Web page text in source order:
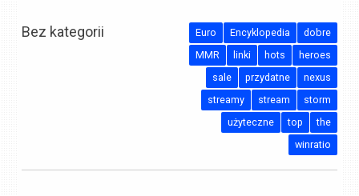
Bez kategorii dobre
Encyklopedia
Euro
heroes
hots
linki
MMR
nexus
przydatne
sale
storm
stream
streamy
the
top
użyteczne
winratio